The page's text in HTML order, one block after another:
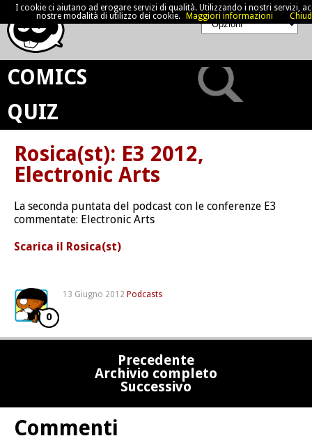
COMICS
QUIZ
Rosica(st): E3 2012,
Electronic Arts
La seconda puntata del podcast con le conferenze E3
commentate: Electronic Arts
Scarica il Rosica(st)
13 Giugno 2012 Podcasts
0
Precedente
Archivio completo
Successivo
Commenti
I cookie ci aiutano ad erogare servizi di qualità. Utilizzando i nostri servizi,
nostre modalità di utilizzo dei cookie.
Maggiori informazioni